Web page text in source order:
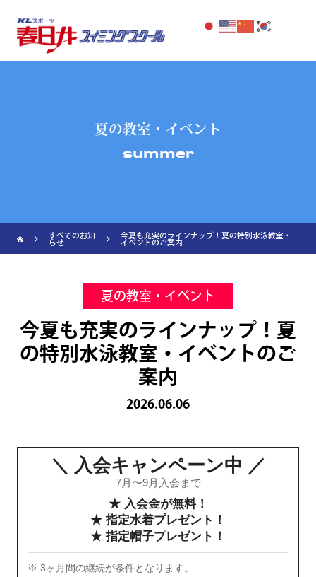
夏の教室・イベント
summer
navigate_next
すべてのお知
らせ
navigate_next
今夏も充実のラインナップ！夏の特別水泳教室・
イベントのご案内
夏の教室・イベント
今夏も充実のラインナップ！夏
の特別水泳教室・イベントのご
案内
2026.06.06
＼ 入会キャンペーン中 ／
7月〜9月入会まで
★ 入会金が無料！
★ 指定水着プレゼント！
★ 指定帽子プレゼント！
※ 3ヶ月間の継続が条件となります。